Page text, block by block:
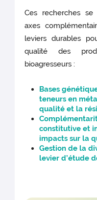
Ces recherches
axes
leviers durables
qualité des
bioagresseurs :
Bases
teneurs en
qualité et la
constitutive et
impacts sur la
Gestion de la
levier d’étude